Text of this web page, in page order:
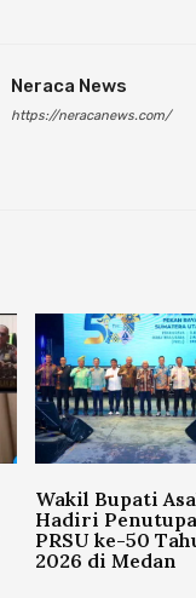
Neraca News
https://neracanews.com/
Wakil Bupati
Hadiri
PRSU ke-50
2026 di Medan